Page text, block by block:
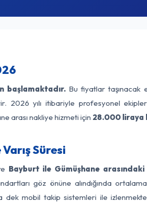
başlamaktadır. Bu fiyatlar taşınacak
2026 yılı itibariyle profesyonel
arası nakliye hizmeti için 28.000 liraya
Süresi
Bayburt ile Gümüşhane
göz önüne alındığında
dek mobil takip sistemleri ile